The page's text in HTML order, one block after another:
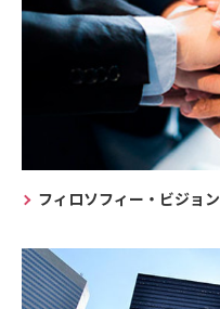
フィロソフィー・ビジョン